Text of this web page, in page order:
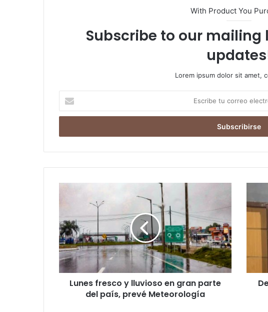
With Product You
Subscribe to our mailing
Lorem ipsum dolor sit amet,
correo
Lunes fresco y lluvioso en gran parte
del país, prevé Meteorología